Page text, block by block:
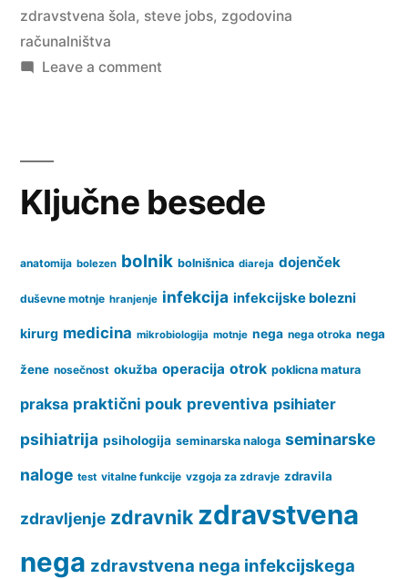
zdravstvena šola, steve jobs, zgodovina
računalništva
Leave a commenton
Ključne besede
anatomija bolezen bolnik bolnišnica diareja dojenček
duševne motnje hranjenje infekcija infekcijske bolezni
kirurg medicina mikrobiologija motnje nega nega otroka nega
žene nosečnost okužba operacija otrok poklicna matura
praksa praktični pouk preventiva psihiater
psihiatrija psihologija seminarska naloga seminarske
naloge test vitalne funkcije vzgoja za zdravje zdravila
zdravljenje zdravnik zdravstvena
nega zdravstvena nega infekcijskega